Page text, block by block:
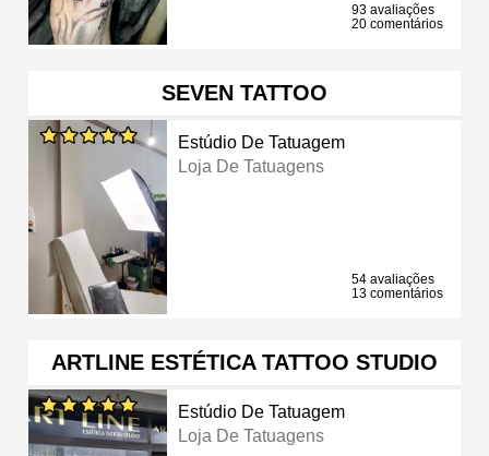
93 avaliações
20 comentários
SEVEN TATTOO
Estúdio De Tatuagem
Loja De Tatuagens
54 avaliações
13 comentários
ARTLINE ESTÉTICA TATTOO STUDIO
Estúdio De Tatuagem
Loja De Tatuagens